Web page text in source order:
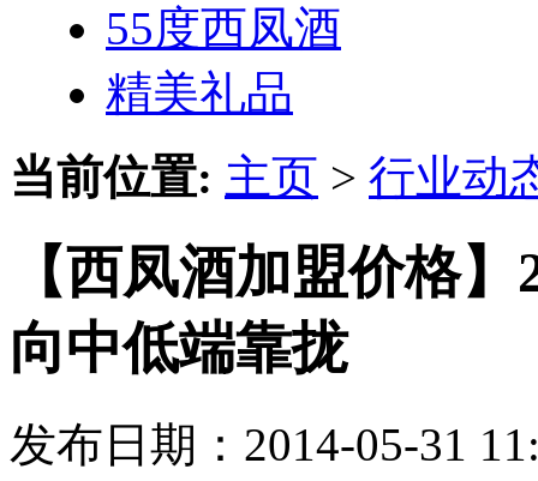
55度西凤酒
精美礼品
当前位置: 主页 > 行业动
【西凤酒加盟价格
向中低端靠拢
发布日期：2014-05-31